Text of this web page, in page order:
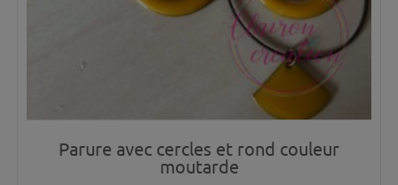
Parure avec cercles et rond couleur
moutarde